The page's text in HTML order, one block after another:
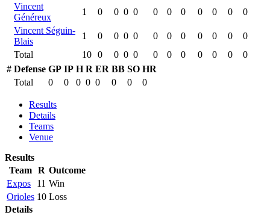
Vincent
Généreux
1 0 0 0 0 0 0 0 0 0 0
0
Vincent Séguin-
Blais
1 0 0 0 0 0 0 0 0 0 0
0
Total
10 0 0 0 0 0 0 0 0 0 0
0
# Defense GP IP H R ER BB SO HR
Total
0 0 0 0 0 0 0 0
Results
Details
Teams
Venue
Results
Team R Outcome
Expos
11 Win
Orioles 10 Loss
Details